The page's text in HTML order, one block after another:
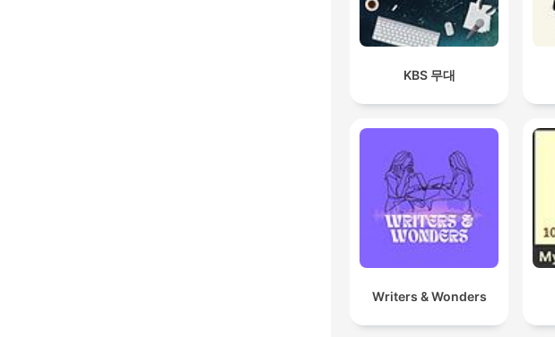
KBS 무대
Writers & Wonders